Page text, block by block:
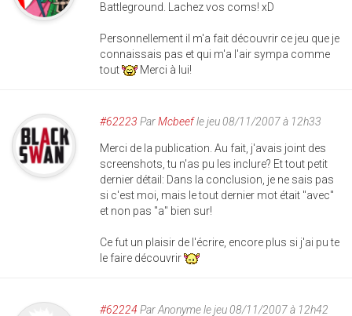
Battleground. Lachez vos coms! xD
Personnellement il m'a fait découvrir ce jeu que je
connaissais pas et qui m'a l'air sympa comme
tout
Merci à lui!
#62223 ParMcbeefle jeu 08/11/2007 à 12h33
Merci de la publication. Au fait, j'avais joint des
screenshots, tu n'as pu les inclure? Et tout petit
dernier détail: Dans la conclusion, je ne sais pas
si c'est moi, mais le tout dernier mot était "avec"
et non pas "a" bien sur!
Ce fut un plaisir de l'écrire, encore plus si j'ai pu te
le faire découvrir
#62224 ParAnonymele jeu 08/11/2007 à 12h42